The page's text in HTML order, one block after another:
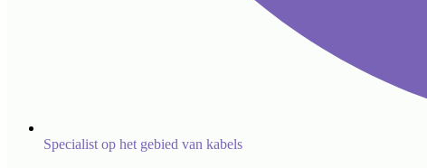
Specialist op het gebied van kabels